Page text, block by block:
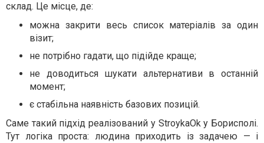
склад. Це місце, де:
можна закрити весь список матеріалів за один
візит;
не потрібно гадати, що підійде краще;
не доводиться шукати альтернативи в останній
момент;
є стабільна наявність базових позицій.
Саме такий підхід реалізований у StroykaOk у Борисполі.
Тут логіка проста: людина приходить із задачею — і